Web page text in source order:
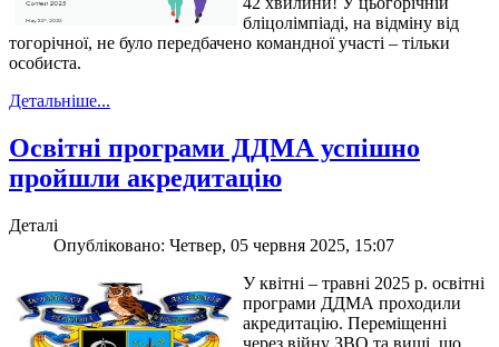
бліцолімпіаді, на відміну від
тогорічної, не було передбачено командної участі – тільки
особиста.
Детальніше...
Освітні програми ДДМА успішно
пройшли акредитацію
Деталі
Опубліковано: Четвер, 05 червня 2025, 15:07
У квітні – травні 2025 р. освітні
програми ДДМА проходили
акредитацію. Переміщенні
через війну ЗВО та виші, що